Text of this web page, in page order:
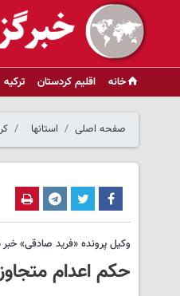
خانه اقلیم کردستان ترکیه
صفحه اصلی استانها
وکیل پرونده «فرید صادقی» خبر
حکم اعدام